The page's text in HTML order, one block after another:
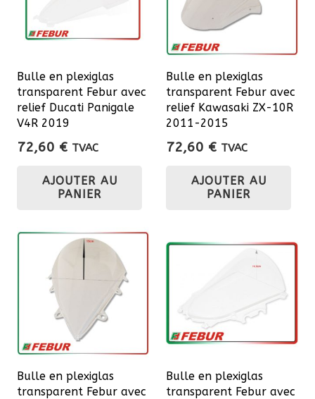
Bulle en plexiglas
transparent Febur avec
relief Ducati Panigale
V4R 2019
72,60 € TVAC
AJOUTER AU
PANIER
Bulle en plexiglas
transparent Febur avec
relief Kawasaki ZX-10R
2011-2015
72,60 € TVAC
AJOUTER AU
PANIER
Bulle en plexiglas
transparent Febur avec
Bulle en plexiglas
transparent Febur avec